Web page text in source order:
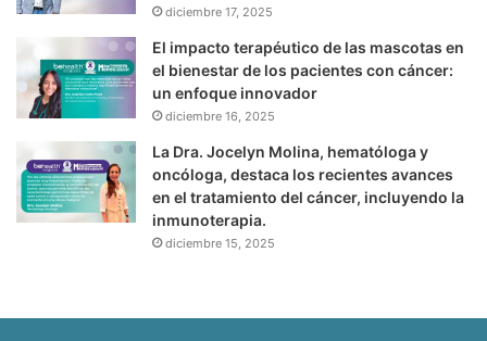
diciembre 17, 2025
El impacto terapéutico de las mascotas en
el bienestar de los pacientes con cáncer:
un enfoque innovador
diciembre 16, 2025
La Dra. Jocelyn Molina, hematóloga y
oncóloga, destaca los recientes avances
en el tratamiento del cáncer, incluyendo la
inmunoterapia.
diciembre 15, 2025